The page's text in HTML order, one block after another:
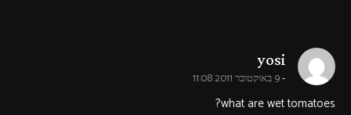
yosi
says:
9 באוקטובר 2011 11:08
what are wet tomatoes?